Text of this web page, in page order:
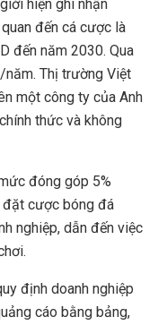
hiện ghi nhận
đến cá cược là
đến năm 2030. Qua
Thị trường Việt
một công ty của Anh
thức và không
đóng góp 5%
đặt cược bóng đá
nghiệp, dẫn đến việc
định doanh nghiệp
cáo bằng bảng,